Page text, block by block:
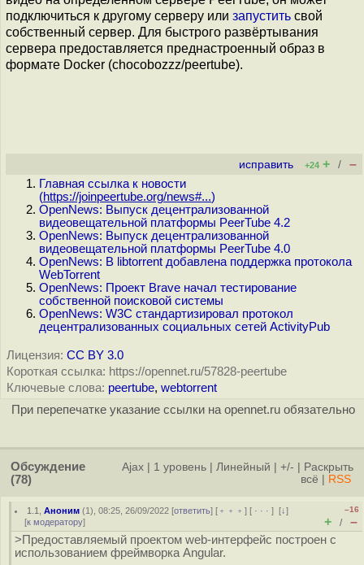
подключиться к другому серверу или запустить свой
собственный сервер. Для быстрого развёртывания
сервера предоставляется преднастроенный образ в
формате Docker (chocobozzz/peertube).
исправить +24 + / –
Главная ссылка к новости
(https://joinpeertube.org/news#...)
OpenNews: Выпуск децентрализованной
видеовещательной платформы PeerTube 4.2
OpenNews: Выпуск децентрализованной
видеовещательной платформы PeerTube 4.0
OpenNews: В libtorrent добавлена поддержка протокола
WebTorrent
OpenNews: Проект Brave начал тестирование
собственной поисковой системы
OpenNews: W3C стандартизировал протокол
децентрализованных социальных сетей ActivityPub
Лицензия: CC BY 3.0
Короткая ссылка: https://opennet.ru/57828-peertube
Ключевые слова: peertube, webtorrent
При перепечатке указание ссылки на opennet.ru обязательно
Обсуждение
(78)
Ajax 1 уровень Линейный +/-
Раскрыть
всё
RSS
1.1 ,Аноним (1), 08:25, 26/09/2022 [ответить] [ ﹢﹢﹢] [ · · ·][↓]
[к модератору]
–16
+ / –
>Предоставляемый проектом web-интерфейс построен с
использованием фреймворка Angular.